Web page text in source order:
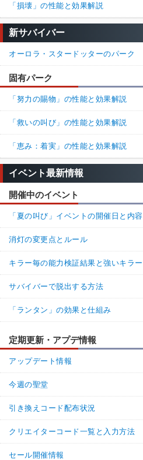
「損壊」の性能と効果解説
新サバイバー
オーロラ・スタードッターのパーク
固有パーク
「努力の賜物」の性能と効果解説
「救いの叫び」の性能と効果解説
「恵み：着実」の性能と効果解説
イベント最新情報
開催中のイベント
「夏の叫び」イベントの開催日と内容
消灯の変更点とルール
キラー毎の能力検証結果と強いキラー
サバイバーで脱出する方法
「ランタン」の効果と仕組み
定期更新・アプデ情報
アップデート情報
今週の聖堂
引き換えコード配布状況
クリエイターコード一覧と入力方法
セール開催情報